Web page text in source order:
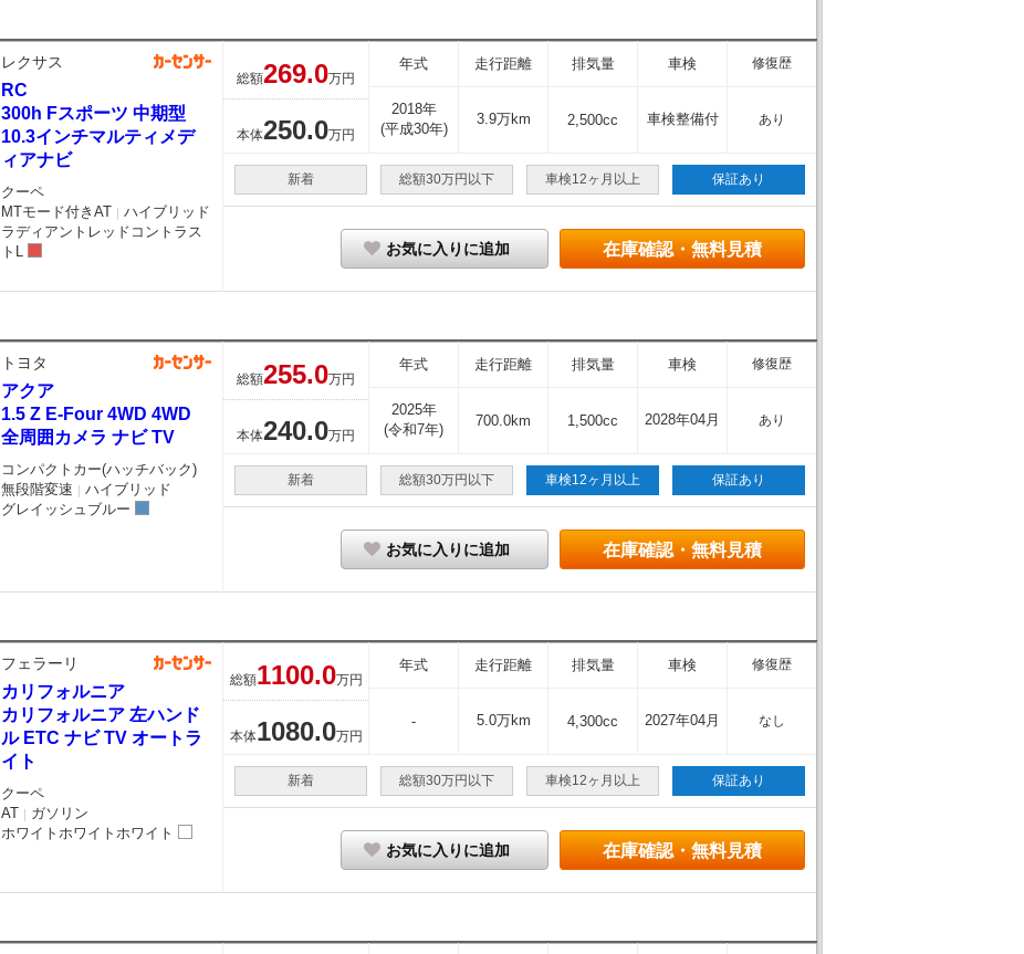
レクサス
RC
300h Fスポーツ 中期型
10.3インチマルティメデ
ィアナビ
クーペ
MTモード付きAT ｜ ハイブリッド
ラディアントレッドコントラス
トL
総額269.0万円
本体250.0万円
年式 走行距離 排気量 車検 修復歴
2018年
(平成30年)
3.9万km 2,500cc 車検整備付 あり
新着 総額30万円以下 車検12ヶ月以上 保証あり
在庫確認・無料見積
お気に入りに追加
トヨタ
アクア
1.5 Z E-Four 4WD 4WD
全周囲カメラ ナビ TV
コンパクトカー(ハッチバック)
無段階変速 ｜ ハイブリッド
グレイッシュブルー
総額255.0万円
本体240.0万円
年式 走行距離 排気量 車検 修復歴
2025年
(令和7年)
700.0km 1,500cc 2028年04月 あり
新着 総額30万円以下 車検12ヶ月以上 保証あり
在庫確認・無料見積
お気に入りに追加
フェラーリ
カリフォルニア
カリフォルニア 左ハンド
ル ETC ナビ TV オートラ
イト
クーペ
AT ｜ ガソリン
ホワイトホワイトホワイト
総額1100.0万円
本体1080.0万円
年式 走行距離 排気量 車検 修復歴
- 5.0万km 4,300cc 2027年04月 なし
新着 総額30万円以下 車検12ヶ月以上 保証あり
在庫確認・無料見積
お気に入りに追加